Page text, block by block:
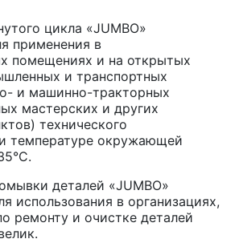
цикла «JUMBO»
применения в
помещениях и на открытых
и транспортных
и машинно-тракторных
мастерских и других
технического
температуре окружающей
деталей «JUMBO»
использования в организациях,
ремонту и очистке деталей